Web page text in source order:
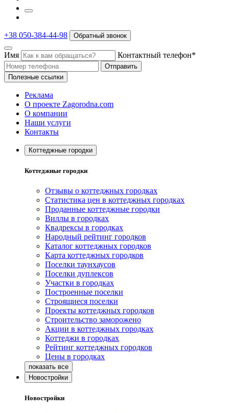
+38 050-384-44-98 Обратный звонок
Имя Контактный телефон*
Отправить
Полезные ссылки
Реклама
О проекте Zagorodna.com
О компании
Наши услуги
Контакты
Коттеджные городки
Коттеджные городки
Отзывы о коттеджных городках
Статистика цен в коттеджных городках
Проданные коттеджные городки
Виллы в городках
Квадрексы в городках
Народный рейтинг городков
Каталог коттеджных городков
Карта коттеджных городков
Поселки таунхаусов
Поселки дуплексов
Участки в городках
Построенные поселки
Строящиеся поселки
Проекты коттеджных городков
Строительство заморожено
Акции в коттеджных городках
Коттеджи в городках
Рейтинг коттеджных городков
Цены в городках
Новостройки
Новостройки